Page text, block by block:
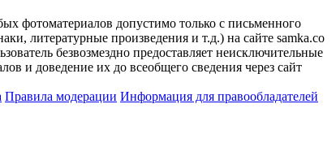
фотоматериалов допустимо только с письменного
литературные произведения и т.д.) на сайте samka.co
безвозмездно предоставляет неисключительные
и доведение их до всеобщего сведения через сайт
Правила модерации Информация для правообладателей